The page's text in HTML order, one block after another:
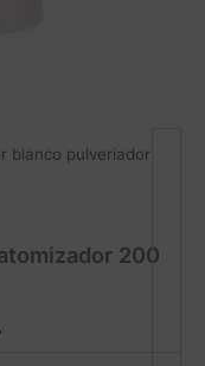
blanco pulveriador
200